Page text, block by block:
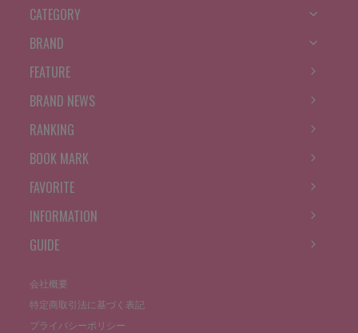
CATEGORY
BRAND
FEATURE
BRAND NEWS
RANKING
BOOK MARK
FAVORITE
INFORMATION
GUIDE
会社概要
特定商取引法に基づく表記
プライバシーポリシー